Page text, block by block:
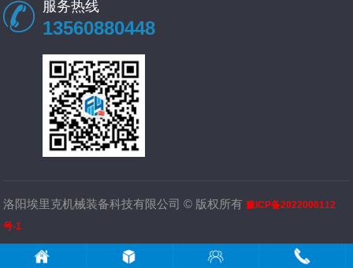
服务热线
13560880448
洛阳埃里克机械装备科技有限公司 © 版权所有豫ICP备2022006112
号-1